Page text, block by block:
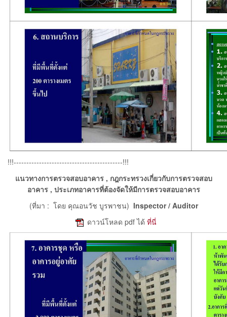
!!!-------------------------------------------!!!
แนวทางการตรวจสอบอาคาร , กฎกระทรวงเกี่ยวกับการตรวจสอบ
อาคาร , ประเภทอาคารที่ต้องจัดให้มีการตรวจสอบอาคาร
(ที่มา : โดย คุณอนวัช บูรพาชน) Inspector / Auditor
ดาวน์โหลด pdf ได้ ที่นี่